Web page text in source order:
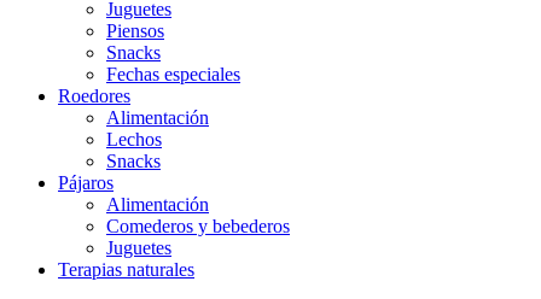
Juguetes
Piensos
Snacks
Fechas especiales
Roedores
Alimentación
Lechos
Snacks
Pájaros
Alimentación
Comederos y bebederos
Juguetes
Terapias naturales